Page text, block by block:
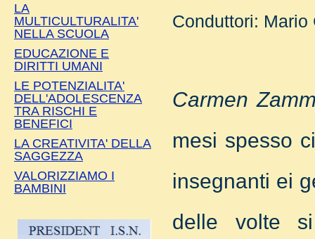
Conduttori: Mario
Carmen
mesi spesso
insegnanti ei
delle volte
LA
MULTICULTURALITA'
NELLA SCUOLA
EDUCAZIONE E
DIRITTI UMANI
LE POTENZIALITA'
DELL'ADOLESCENZA
TRA RISCHI E
BENEFICI
LA CREATIVITA' DELLA
SAGGEZZA
VALORIZZIAMO I
BAMBINI